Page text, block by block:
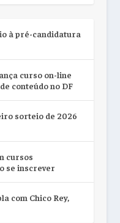
à pré-candidatura
curso on-line
conteúdo no DF
sorteio de 2026
cursos
se inscrever
com Chico Rey,